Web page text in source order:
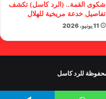
شكوى القمة.. (الرد كاسل) تكشف
تفاصيل خدعة مريخية للهلال
11 يونيو، 2026